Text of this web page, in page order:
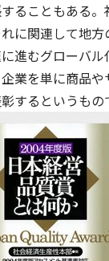
ることもある
に関連して地
進むグローバ
業を単に商品
するというも